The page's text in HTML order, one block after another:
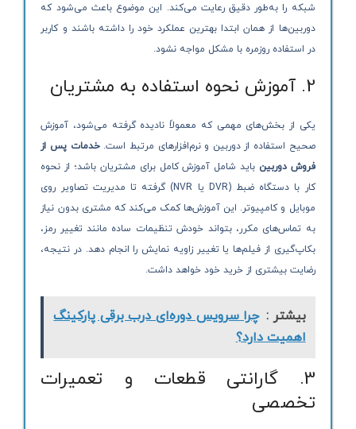
شبکه را به‌طور دقیق رعایت می‌کند. این موضوع باعث می‌شود که
دوربین‌ها از همان ابتدا بهترین عملکرد خود را داشته باشند و کاربر
در استفاده روزمره با مشکل مواجه نشود.
2. آموزش نحوه استفاده به مشتریان
یکی از بخش‌های مهمی که معمولاً نادیده گرفته می‌شود، آموزش
صحیح استفاده از دوربین و نرم‌افزارهای مرتبط است.خدمات پس از
فروش دوربین باید شامل آموزش کامل برای مشتریان باشد؛ از نحوه
کار با دستگاه ضبط (DVR یا NVR) گرفته تا مدیریت تصاویر روی
موبایل و کامپیوتر. این آموزش‌ها کمک می‌کند که مشتری بدون نیاز
به تماس‌های مکرر، بتواند خودش تنظیمات ساده مانند تغییر رمز،
بکاپ‌گیری از فیلم‌ها یا تغییر زاویه نمایش را انجام دهد. در نتیجه،
رضایت بیشتری از خرید خود خواهد داشت.
بیشتر : چرا سرویس دوره‌ای درب برقی پارکینگ
اهمیت دارد؟
3. گارانتی قطعات و تعمیرات
تخصصی